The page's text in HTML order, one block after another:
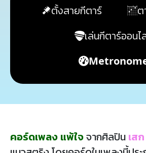
ตั้งสายกีตาร์
ต
เล่นกีตาร์ออนไ
คอร์ดเพลง แพ้ใจจากศิลปิน เส